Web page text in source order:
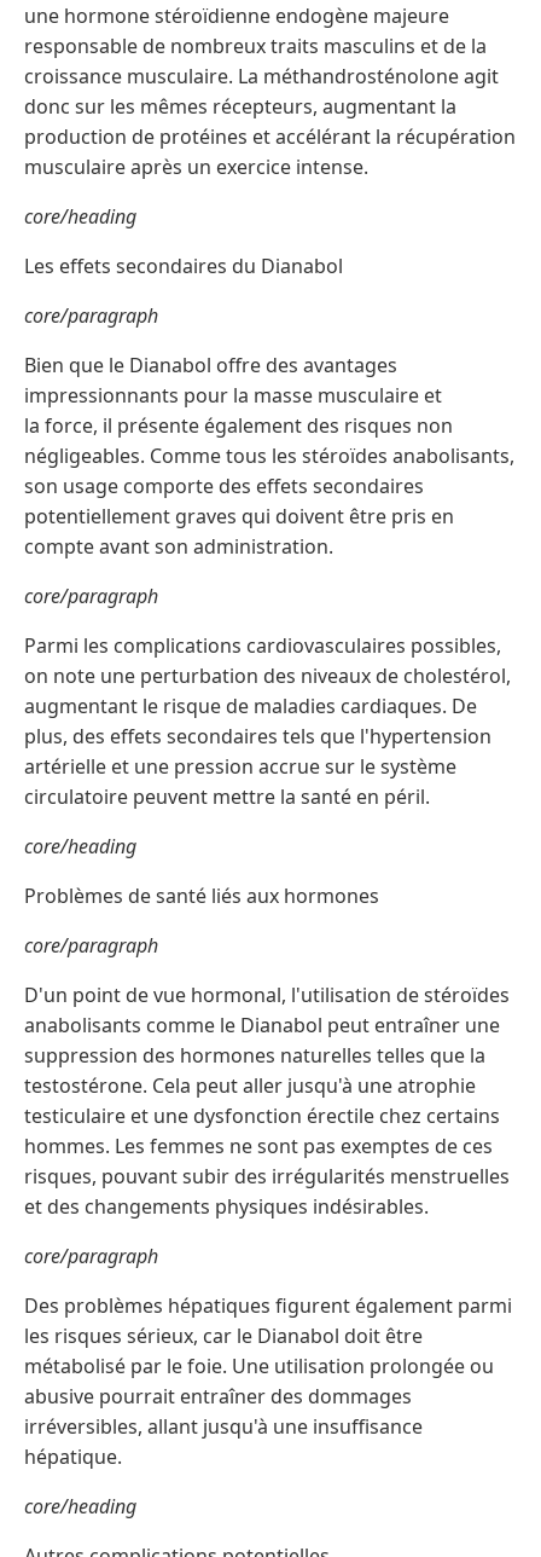
une hormone stéroïdienne endogène majeure
responsable de nombreux traits masculins et de la
croissance musculaire. La méthandrosténolone agit
donc sur les mêmes récepteurs, augmentant la
production de protéines et accélérant la récupération
musculaire après un exercice intense.
core/heading
Les effets secondaires du Dianabol
core/paragraph
Bien que le Dianabol offre des avantages
impressionnants pour la masse musculaire et
la force, il présente également des risques non
négligeables. Comme tous les stéroïdes anabolisants,
son usage comporte des effets secondaires
potentiellement graves qui doivent être pris en
compte avant son administration.
core/paragraph
Parmi les complications cardiovasculaires possibles,
on note une perturbation des niveaux de cholestérol,
augmentant le risque de maladies cardiaques. De
plus, des effets secondaires tels que l'hypertension
artérielle et une pression accrue sur le système
circulatoire peuvent mettre la santé en péril.
core/heading
Problèmes de santé liés aux hormones
core/paragraph
D'un point de vue hormonal, l'utilisation de stéroïdes
anabolisants comme le Dianabol peut entraîner une
suppression des hormones naturelles telles que la
testostérone. Cela peut aller jusqu'à une atrophie
testiculaire et une dysfonction érectile chez certains
hommes. Les femmes ne sont pas exemptes de ces
risques, pouvant subir des irrégularités menstruelles
et des changements physiques indésirables.
core/paragraph
Des problèmes hépatiques figurent également parmi
les risques sérieux, car le Dianabol doit être
métabolisé par le foie. Une utilisation prolongée ou
abusive pourrait entraîner des dommages
irréversibles, allant jusqu'à une insuffisance
hépatique.
core/heading